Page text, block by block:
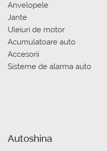
Anvelopele
Jante
Uleiuri de motor
Acumulatoare auto
Accesorii
Sisteme de alarma auto
Autoshina